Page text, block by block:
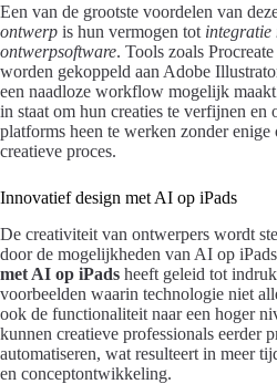
Een van de grootste voordelen van
ontwerp is hun vermogen tot integratie
ontwerpsoftware. Tools zoals
worden gekoppeld aan Adobe
een naadloze workflow mogelijk
in staat om hun creaties te verfijnen en
platforms heen te werken zonder
creatieve proces.
Innovatief design met AI op iPads
De creativiteit van ontwerpers wordt
door de mogelijkheden van AI op
met AI op iPads heeft geleid tot
voorbeelden waarin technologie niet
ook de functionaliteit naar een hoger
kunnen creatieve professionals eerder
automatiseren, wat resulteert in meer
en conceptontwikkeling.